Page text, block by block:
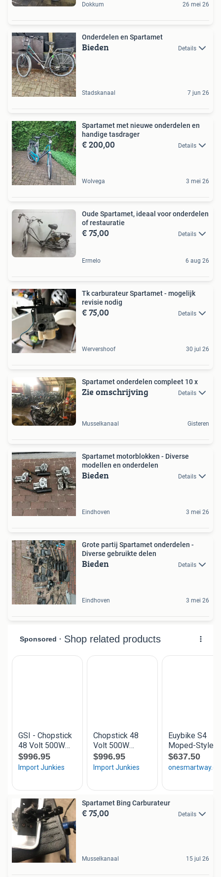
Dokkum 26 mei 26
Onderdelen en Spartamet
Bieden Details
Stadskanaal 7 jun 26
Spartamet met nieuwe onderdelen en
handige tasdrager
€ 200,00 Details
Wolvega 3 mei 26
Oude Spartamet, ideaal voor onderdelen
of restauratie
€ 75,00 Details
Ermelo 6 aug 26
Tk carburateur Spartamet - mogelijk
revisie nodig
€ 75,00 Details
Wervershoof 30 jul 26
Spartamet onderdelen compleet 10 x
Zie omschrijving Details
Musselkanaal Gisteren
Spartamet motorblokken - Diverse
modellen en onderdelen
Bieden Details
Eindhoven 3 mei 26
Grote partij Spartamet onderdelen -
Diverse gebruikte delen
Bieden Details
Eindhoven 3 mei 26
Spartamet Bing Carburateur
€ 75,00 Details
Musselkanaal 15 jul 26